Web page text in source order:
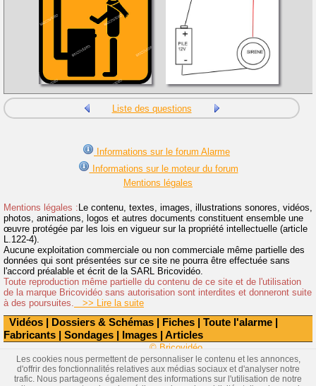
Vidéos | Dossiers & Schémas | Fiches | Toute l'alarme |
Fabricants | Sondages | Images | Articles
Liste des questions
Informations sur le forum Alarme
Informations sur le moteur du forum
Mentions légales
Mentions légales : Le contenu, textes, images, illustrations sonores, vidéos,
photos, animations, logos et autres documents constituent ensemble une
œuvre protégée par les lois en vigueur sur la propriété intellectuelle (article
L.122-4).
Aucune exploitation commerciale ou non commerciale même partielle des
données qui sont présentées sur ce site ne pourra être effectuée sans
l'accord préalable et écrit de la SARL Bricovidéo.
Toute reproduction même partielle du contenu de ce site et de l'utilisation
de la marque Bricovidéo sans autorisation sont interdites et donneront suite
à des poursuites. >> Lire la suite
© Bricovidéo
Les cookies nous permettent de personnaliser le contenu et les annonces,
d'offrir des fonctionnalités relatives aux médias sociaux et d'analyser notre
trafic. Nous partageons également des informations sur l'utilisation de notre